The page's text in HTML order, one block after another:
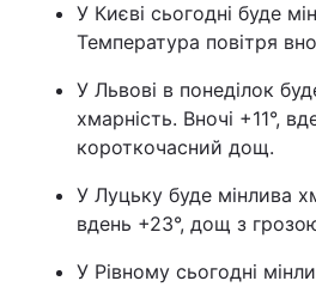
У Києві сьогодні буде
Температура повітря
У Львові в понеділок
хмарність. Вночі +11°,
короткочасний дощ.
У Луцьку буде мінлива
вдень +23°, дощ з
У Рівному сьогодні